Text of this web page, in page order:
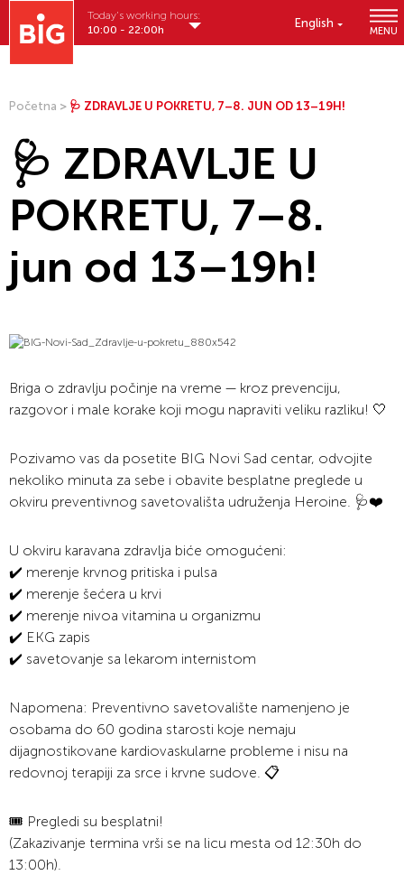
English
MENU
Today's working hours:
10:00 - 22:00h
Početna > 🩺 ZDRAVLJE U POKRETU, 7–8. JUN OD 13–19H!
🩺 ZDRAVLJE U
POKRETU, 7–8.
jun od 13–19h!
Briga o zdravlju počinje na vreme — kroz prevenciju,
razgovor i male korake koji mogu napraviti veliku razliku! 🤍
Pozivamo vas da posetite BIG Novi Sad centar, odvojite
nekoliko minuta za sebe i obavite besplatne preglede u
okviru preventivnog savetovališta udruženja Heroine. 🩺❤️
U okviru karavana zdravlja biće omogućeni:
✔️ merenje krvnog pritiska i pulsa
✔️ merenje šećera u krvi
✔️ merenje nivoa vitamina u organizmu
✔️ EKG zapis
✔️ savetovanje sa lekarom internistom
Napomena: Preventivno savetovalište namenjeno je
osobama do 60 godina starosti koje nemaju
dijagnostikovane kardiovaskularne probleme i nisu na
redovnoj terapiji za srce i krvne sudove. 📋
🎟️ Pregledi su besplatni!
(Zakazivanje termina vrši se na licu mesta od 12:30h do
13:00h).